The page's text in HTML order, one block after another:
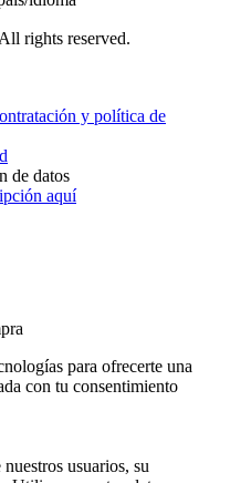
rights reserved.
y política de
de datos
aquí
para ofrecerte una
con tu consentimiento
usuarios, su